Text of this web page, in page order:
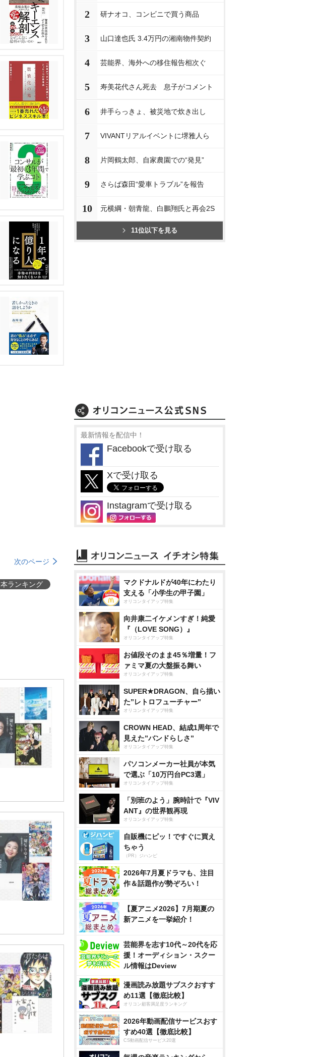
次のページ
本ランキング
2 研ナオコ、コンビニで買う商品
3 山口達也氏 3.4万円の湘南物件契約
4 芸能界、海外への移住報告相次ぐ
5 寿美花代さん死去 息子がコメント
6 井手らっきょ、被災地で炊き出し
7 VIVANTリアルイベントに堺雅人ら
8 片岡鶴太郎、自家農園での“発見”
9 さらば森田“愛車トラブル”を報告
10 元横綱・朝青龍、白鵬翔氏と再会2S
11位以下を見る
最新情報を配信中！
Facebookで受け取る
Xで受け取る
Instagramで受け取る
マクドナルドが40年にわたり
支える「小学生の甲子園」
オリコンタイアップ特集
向井康二イケメンすぎ！純愛
『（LOVE SONG）』
オリコンタイアップ特集
お値段そのまま45％増量！フ
ァミマ夏の大盤振る舞い
オリコンタイアップ特集
SUPER★DRAGON、自ら描い
た”レトロフューチャー”
オリコンタイアップ特集
CROWN HEAD、結成1周年で
見えた”バンドらしさ”
オリコンタイアップ特集
パソコンメーカー社員が本気
で選ぶ「10万円台PC3選」
オリコンタイアップ特集
「別班のよう」腕時計で『VIV
ANT』の世界観再現
オリコンタイアップ特集
自販機にピッ！ですぐに買え
ちゃう
（PR）ジハンピ
2026年7月夏ドラマも、注目
作＆話題作が勢ぞろい！
【夏アニメ2026】7月期夏の
新アニメを一挙紹介！
芸能界を志す10代～20代を応
援！オーディション・スクー
ル情報はDeview
漫画読み放題サブスクおすす
め11選【徹底比較】
オリコン顧客満足度ランキング
2026年動画配信サービスおす
すめ40選【徹底比較】
CS動画配信サービス20選